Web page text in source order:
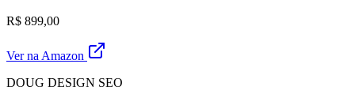
R$ 899,00
Ver na Amazon
DOUG DESIGN SEO